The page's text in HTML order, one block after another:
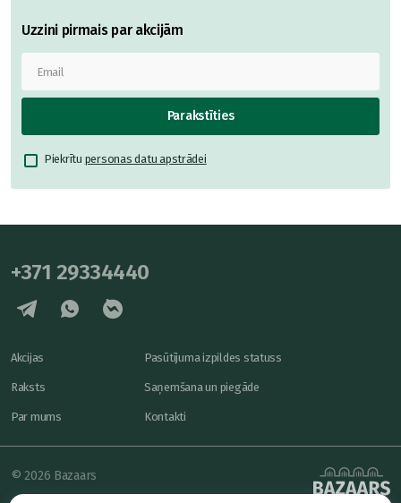
Uzzini pirmais par akcijām
Parakstīties
Piekrītu personas datu apstrādei
+371 29334440
Akcijas
Raksts
Par mums
Pasūtījuma izpildes statuss
Saņemšana un piegāde
Kontakti
© 2026 Bazaars